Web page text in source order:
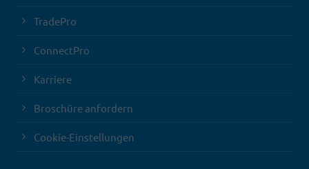
TradePro
ConnectPro
Karriere
Broschüre anfordern
Cookie-Einstellungen